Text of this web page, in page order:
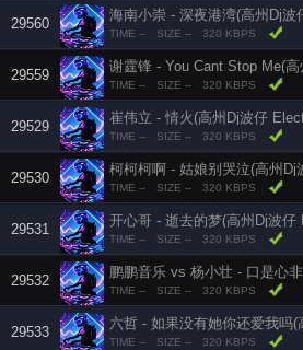
29560
海南小崇 - 深夜港湾(高州Dj
TIME -- SIZE -- 320 KBPS
29559
谢霆锋 - You Cant Stop Me(
TIME -- SIZE -- 320 KBPS
29529
崔伟立 - 情火(高州Dj波仔
TIME -- SIZE -- 320 KBPS
29530
柯柯柯啊 - 姑娘别哭泣(高州Dj
TIME -- SIZE -- 320 KBPS
29531
开心哥 - 逝去的梦(高州Dj波
TIME -- SIZE -- 320 KBPS
29532
鹏鹏音乐 vs 杨小壮 - 口是心
TIME -- SIZE -- 320 KBPS
29533
六哲 - 如果没有她你还爱我吗
TIME -- SIZE -- 320 KBPS